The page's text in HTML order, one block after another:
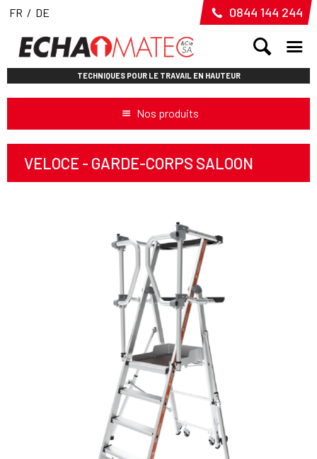
FR / DE 0844 144 244
TECHNIQUES POUR LE TRAVAIL EN HAUTEUR
Nos produits
VELOCE - GARDE-CORPS SALOON